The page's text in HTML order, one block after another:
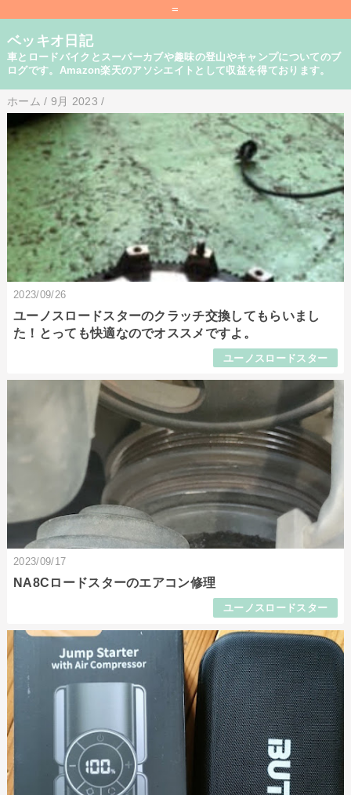
=
ベッキオ日記
車とロードバイクとスーパーカブや趣味の登山やキャンプについてのブ
ログです。Amazon楽天のアソシエイトとして収益を得ております。
ホーム / 9月 2023 /
2023/09/26
ユーノスロードスターのクラッチ交換してもらいまし
た！とっても快適なのでオススメですよ。
ユーノスロードスター
2023/09/17
NA8Cロードスターのエアコン修理
ユーノスロードスター